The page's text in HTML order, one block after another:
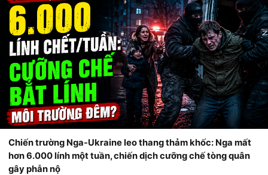
Chiến trường Nga-Ukraine leo thang thảm khốc: Nga mất
hơn 6.000 lính một tuần, chiến dịch cưỡng chế tòng quân
gây phẫn nộ